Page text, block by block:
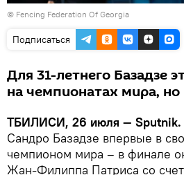
© Fencing Federation Of Georgia
Подписаться
Для 31-летнего Базадзе
на чемпионатах мира,
ТБИЛИСИ, 26 июля — Sputnik.
Сандро Базадзе впервые в
чемпионом мира – в финале
Жан-Филиппа Патриса со